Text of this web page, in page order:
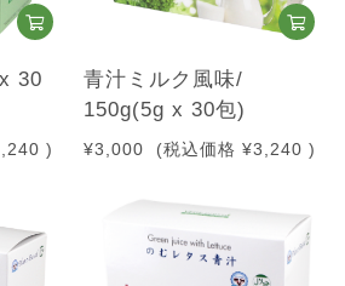
30
)
青汁ミルク風味/
150g(5g x 30包)
¥3,000 (税込価格 ¥3,240 )